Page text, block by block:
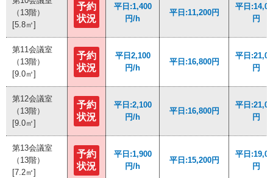
（13階）
[5.8㎡]
予約
状況
平日:1,400
円/h
平日:11,200円
平日
円
第11会議室
（13階）
[9.0㎡]
予約
状況
平日2,100
円/h
平日:16,800円
平日
円
第12会議室
（13階）
[9.0㎡]
予約
状況
平日:2,100
円/h
平日:16,800円
平日
円
第13会議室
（13階）
[7.2㎡]
予約
状況
平日:1,900
円/h
平日:15,200円
平日
円
（13階）
[5.8㎡]
予約
状況
平日:1,400
円/h
平日:11,200円
平日
円
第11会議室
（13階）
[9.0㎡]
予約
状況
平日2,100
円/h
平日:16,800円
平日
円
第12会議室
（13階）
[9.0㎡]
予約
状況
平日:2,100
円/h
平日:16,800円
平日
円
第13会議室
（13階）
[7.2㎡]
予約
状況
平日:1,900
円/h
平日:15,200円
平日
円